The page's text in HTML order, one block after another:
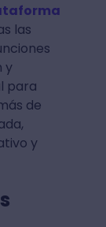
las
y
para
de
y